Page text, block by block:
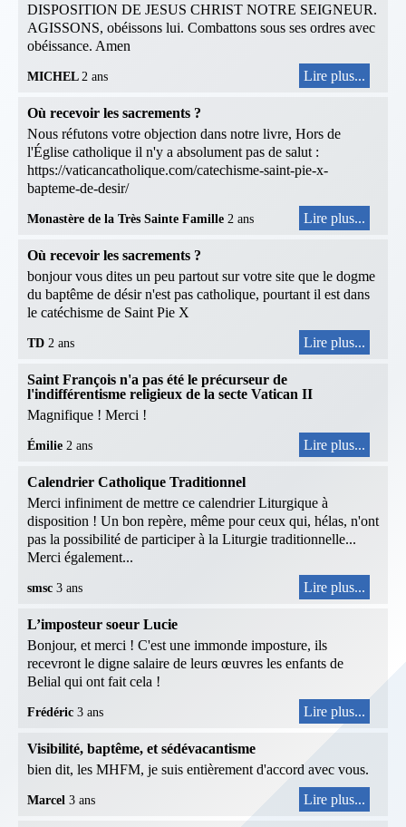
DISPOSITION DE JESUS CHRIST NOTRE SEIGNEUR.
AGISSONS, obéissons lui. Combattons sous ses ordres avec
obéissance. Amen
MICHEL 2 ans Lire plus...
Où recevoir les sacrements ?
Nous réfutons votre objection dans notre livre, Hors de
l'Église catholique il n'y a absolument pas de salut :
https://vaticancatholique.com/catechisme-saint-pie-x-
bapteme-de-desir/
Monastère de la Très Sainte Famille 2 ans Lire plus...
Où recevoir les sacrements ?
bonjour vous dites un peu partout sur votre site que le dogme
du baptême de désir n'est pas catholique, pourtant il est dans
le catéchisme de Saint Pie X
TD 2 ans Lire plus...
Saint François n'a pas été le précurseur de
l'indifférentisme religieux de la secte Vatican II
Magnifique ! Merci !
Émilie 2 ans Lire plus...
Calendrier Catholique Traditionnel
Merci infiniment de mettre ce calendrier Liturgique à
disposition ! Un bon repère, même pour ceux qui, hélas, n'ont
pas la possibilité de participer à la Liturgie traditionnelle...
Merci également...
smsc 3 ans Lire plus...
L’imposteur soeur Lucie
Bonjour, et merci ! C'est une immonde imposture, ils
recevront le digne salaire de leurs œuvres les enfants de
Belial qui ont fait cela !
Frédéric 3 ans Lire plus...
Visibilité, baptême, et sédévacantisme
bien dit, les MHFM, je suis entièrement d'accord avec vous.
Marcel 3 ans Lire plus...